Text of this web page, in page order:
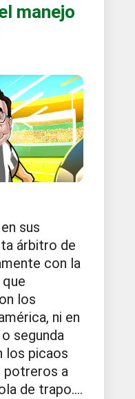
manejo
sus
árbitro de
con la
los
ni en
segunda
picaos
potreros a
de trapo....